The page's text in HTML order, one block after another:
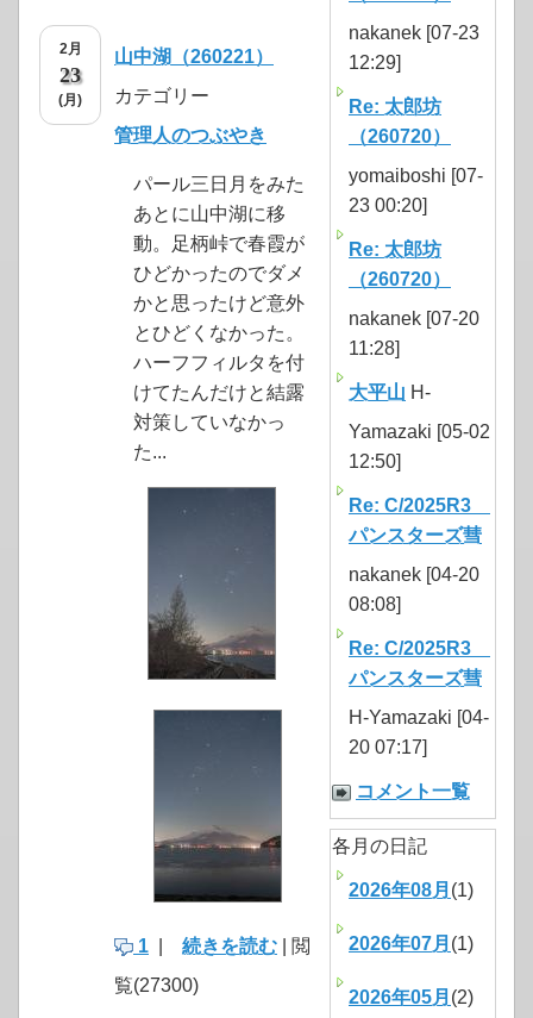
2月
23
(月)
山中湖（260221）
カテゴリー
管理人のつぶやき
パール三日月をみた
あとに山中湖に移
動。足柄峠で春霞が
ひどかったのでダメ
かと思ったけど意外
とひどくなかった。
ハーフフィルタを付
けてたんだけと結露
対策していなかっ
た...
1 続きを読む | 閲
覧(27300)
nakanek [07-23
12:29]
Re: 太郎坊
（260720）
yomaiboshi [07-
23 00:20]
Re: 太郎坊
（260720）
nakanek [07-20
11:28]
大平山 H-
Yamazaki [05-02
12:50]
Re: C/2025R3
パンスターズ彗
nakanek [04-20
08:08]
Re: C/2025R3
パンスターズ彗
H-Yamazaki [04-
20 07:17]
コメント一覧
各月の日記
2026年08月 (1)
2026年07月 (1)
2026年05月 (2)